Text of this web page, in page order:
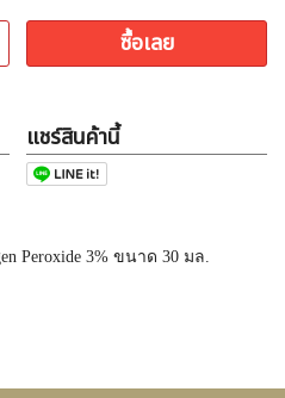
ซื้อเลย
แชร์สินค้านี้
Peroxide 3% ขนาด 30 มล.